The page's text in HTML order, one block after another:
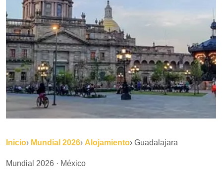
Inicio› Mundial 2026› Alojamiento› Guadalajara
Mundial 2026 · México